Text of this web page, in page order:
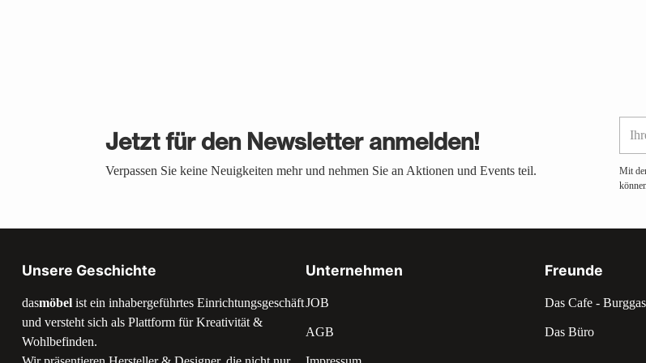
Jetzt für den Newsletter anmelden!
Verpassen Sie keine Neuigkeiten mehr und nehmen Sie an Aktionen und Events teil.
Mail
Mit
Unsere Geschichte
dasmöbel ist ein inhabergeführtes Einrichtungsgeschäft
und versteht sich als Plattform für Kreativität &
Wohlbefinden.
Unternehmen
JOB
AGB
Freunde
Das Cafe -
Das Büro